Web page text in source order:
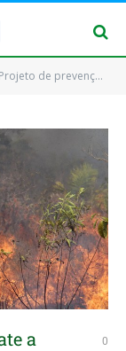
Projeto de prevenção e combate a incêndios nas florestas de Jacareacanga é destaque nacional
a
0